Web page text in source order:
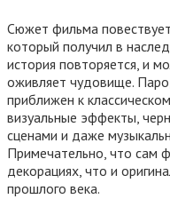
Сюжет фильма
который получил в
история повторяется, и
оживляет чудовище.
приближен к
визуальные эффекты,
сценами и даже
Примечательно, что сам
декорациях, что и
прошлого века.